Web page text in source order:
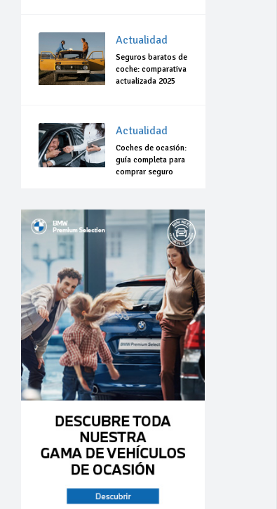
Actualidad
Seguros baratos de
coche: comparativa
actualizada 2025
Actualidad
Coches de ocasión:
guía completa para
comprar seguro